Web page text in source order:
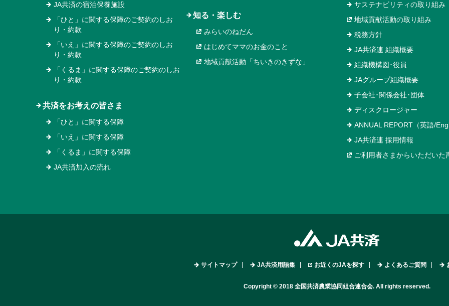
JA共済の宿泊保養施設
「ひと」に関する保障のご契約のしお
り・約款
「いえ」に関する保障のご契約のしお
り・約款
「くるま」に関する保障のご契約のしお
り・約款
共済をお考えの皆さま
「ひと」に関する保障
「いえ」に関する保障
「くるま」に関する保障
JA共済加入の流れ
知る・楽しむ
みらいのねだん
はじめてママのお金のこと
地域貢献活動「ちいきのきずな」
サステナビリティの取り組み
地域貢献活動の取り組み
税務方針
JA共済連 組織概要
組織機構図･役員
JAグループ組織概要
子会社･関係会社･団体
ディスクロージャー
ANNUAL REPORT（英語/
JA共済連 採用情報
ご利用者さまからいただいた
サイトマップ JA共済用語集 お近くのJAを探す よくあるご質問
Copyright © 2018 全国共済農業協同組合連合会. All rights reserved.